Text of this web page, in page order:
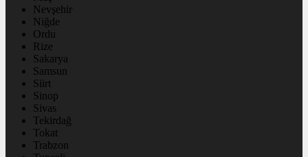
Nevşehir
Niğde
Ordu
Rize
Sakarya
Samsun
Siirt
Sinop
Sivas
Tekirdağ
Tokat
Trabzon